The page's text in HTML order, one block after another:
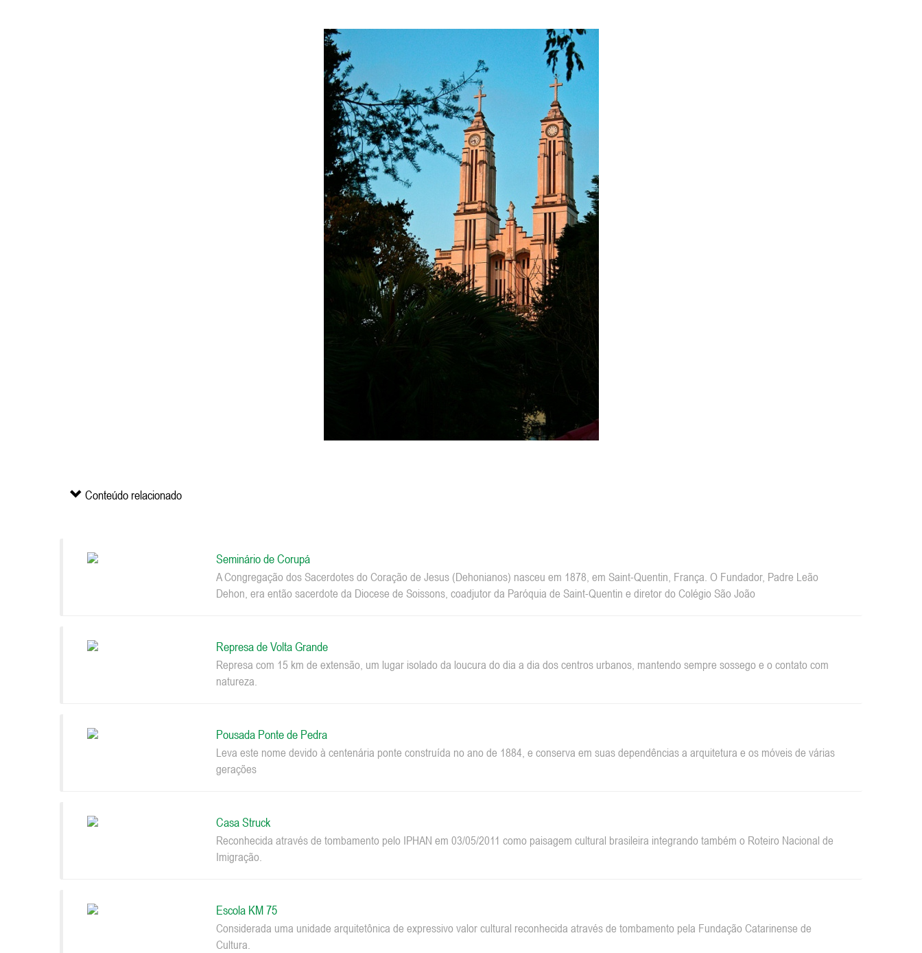
Conteúdo relacionado
Seminário de Corupá
A Congregação dos Sacerdotes do Coração de Jesus (Dehonianos) nasceu em 1878, em Saint-Quentin, França. O Fundador, Padre Leão
Dehon, era então sacerdote da Diocese de Soissons, coadjutor da Paróquia de Saint-Quentin e diretor do Colégio São João
Represa de Volta Grande
Represa com 15 km de extensão, um lugar isolado da loucura do dia a dia dos centros urbanos, mantendo sempre sossego e o contato com
natureza.
Pousada Ponte de Pedra
Leva este nome devido à centenária ponte construída no ano de 1884, e conserva em suas dependências a arquitetura e os móveis de várias
gerações
Casa Struck
Reconhecida através de tombamento pelo IPHAN em 03/05/2011 como paisagem cultural brasileira integrando também o Roteiro Nacional de
Imigração.
Escola KM 75
Considerada uma unidade arquitetônica de expressivo valor cultural reconhecida através de tombamento pela Fundação Catarinense de
Cultura.